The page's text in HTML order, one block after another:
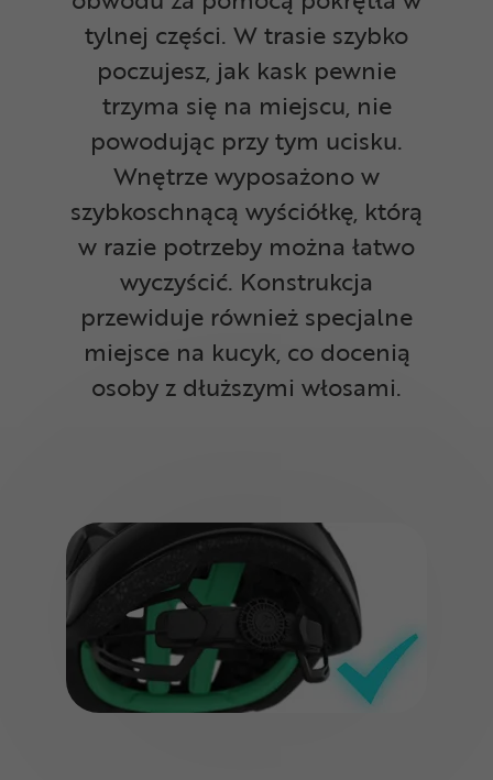
tylnej części. W trasie szybko
poczujesz, jak kask pewnie
trzyma się na miejscu, nie
powodując przy tym ucisku.
Wnętrze wyposażono w
szybkoschnącą wyściółkę, którą
w razie potrzeby można łatwo
wyczyścić. Konstrukcja
przewiduje również specjalne
miejsce na kucyk, co docenią
osoby z dłuższymi włosami.